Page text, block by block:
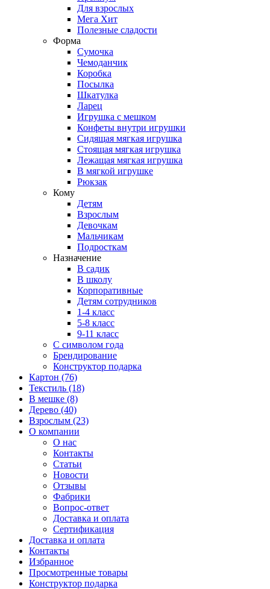
Для взрослых
Мега Хит
Полезные сладости
Форма
Сумочка
Чемоданчик
Коробка
Посылка
Шкатулка
Ларец
Игрушка с мешком
Конфеты внутри игрушки
Сидящая мягкая игрушка
Стоящая мягкая игрушка
Лежащая мягкая игрушка
В мягкой игрушке
Рюкзак
Кому
Детям
Взрослым
Девочкам
Мальчикам
Подросткам
Назначение
В садик
В школу
Корпоративные
Детям сотрудников
1-4 класс
5-8 класс
9-11 класс
С символом года
Брендирование
Конструктор подарка
Картон (76)
Текстиль (18)
В мешке (8)
Дерево (40)
Взрослым (23)
О компании
О нас
Контакты
Статьи
Новости
Отзывы
Фабрики
Вопрос-ответ
Доставка и оплата
Сертификация
Доставка и оплата
Контакты
Избранное
Просмотренные товары
Конструктор подарка